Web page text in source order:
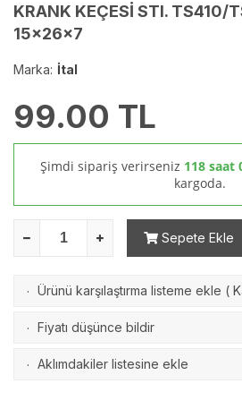
KRANK KEÇESİ STI. TS410/
15x26x7
Marka: İtal
99.00 TL
Şimdi sipariş verirseniz 118 saat
kargoda.
Sepete Ekle
· Ürünü karşılaştırma listeme ekle (
· Fiyatı düşünce bildir
· Aklımdakiler listesine ekle